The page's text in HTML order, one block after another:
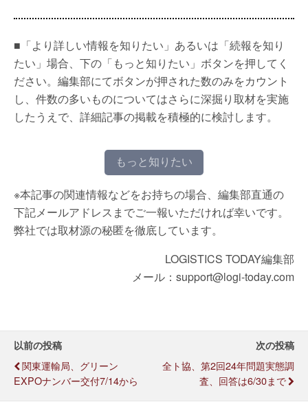
■「より詳しい情報を知りたい」あるいは「続報を知り
たい」場合、下の「もっと知りたい」ボタンを押してく
ださい。編集部にてボタンが押された数のみをカウント
し、件数の多いものについてはさらに深掘り取材を実施
したうえで、詳細記事の掲載を積極的に検討します。
もっと知りたい
※本記事の関連情報などをお持ちの場合、編集部直通の
下記メールアドレスまでご一報いただければ幸いです。
弊社では取材源の秘匿を徹底しています。
LOGISTICS TODAY編集部
メール：support@logi-today.com
以前の投稿
関東運輸局、グリーン
EXPOナンバー交付7/14から
次の投稿
全ト協、第2回24年問題実態調
査、回答は6/30まで